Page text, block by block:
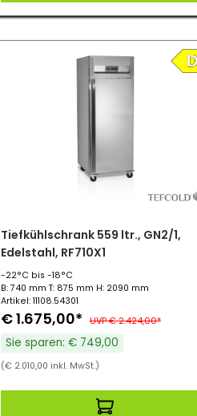
Tiefkühlschrank 559 ltr., GN2/1,
Edelstahl, RF710X1
-22°C bis -18°C
B: 740 mm T: 875 mm H: 2090 mm
Artikel: 11108.54301
€ 1.675,00* UVP € 2.424,00*
Sie sparen: € 749,00
(€ 2.010,00 inkl. MwSt.)